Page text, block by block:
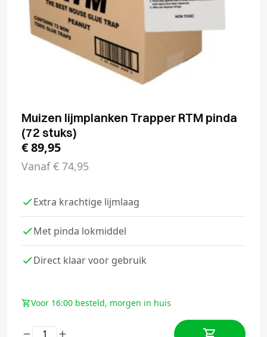
Muizen lijmplanken Trapper RTM pinda
(72 stuks)
€89,95
Vanaf€ 74,95
Extra krachtige lijmlaag
Met pinda lokmiddel
Direct klaar voor gebruik
Voor 16:00 besteld, morgen in huis